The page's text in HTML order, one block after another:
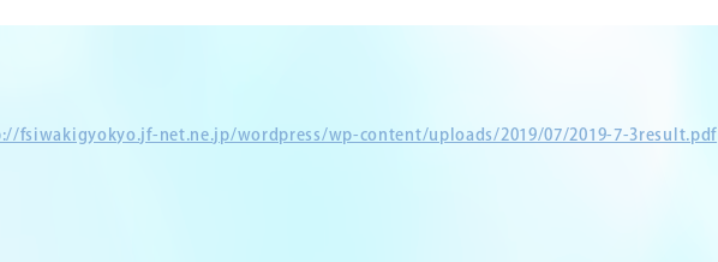
fsiwakigyokyo.jf-net.ne.jp/wordpress/wp-content/uploads/2019/07/2019-7-3result.pdf